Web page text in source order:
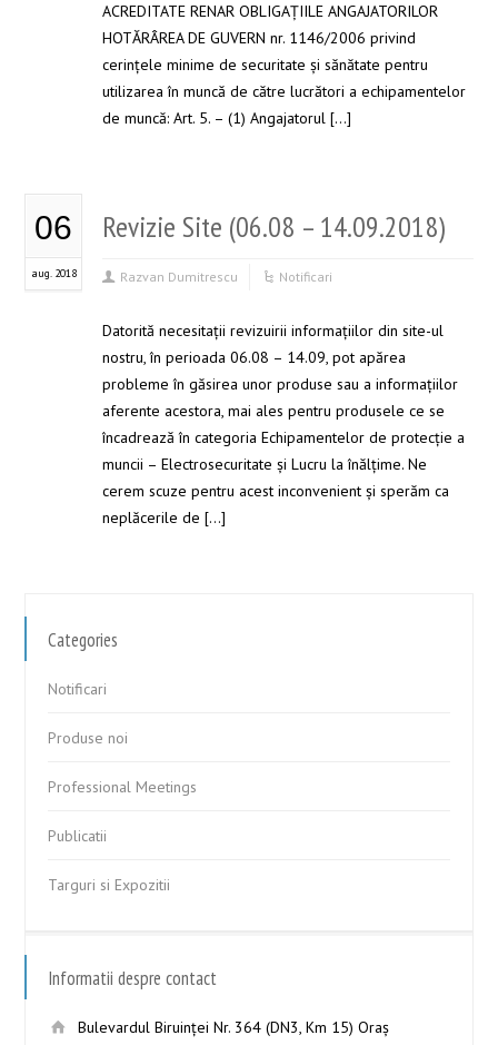
ACREDITATE RENAR OBLIGAȚIILE ANGAJATORILOR
HOTĂRÂREA DE GUVERN nr. 1146/2006 privind
cerinţele minime de securitate şi sănătate pentru
utilizarea în muncă de către lucrători a echipamentelor
de muncă: Art. 5. – (1) Angajatorul […]
06
aug. 2018
Revizie Site (06.08 – 14.09.2018)
Razvan Dumitrescu Notificari
Datorită necesitații revizuirii informațiilor din site-ul
nostru, în perioada 06.08 – 14.09, pot apărea
probleme în găsirea unor produse sau a informațiilor
aferente acestora, mai ales pentru produsele ce se
încadrează în categoria Echipamentelor de protecție a
muncii – Electrosecuritate și Lucru la înălțime. Ne
cerem scuze pentru acest inconvenient și sperăm ca
neplăcerile de […]
Categories
Notificari
Produse noi
Professional Meetings
Publicatii
Targuri si Expozitii
Informatii despre contact
Bulevardul Biruinţei Nr. 364 (DN3, Km 15) Oraş